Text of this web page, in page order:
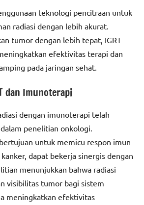
teknologi pencitraan untuk
radiasi dengan lebih akurat.
tumor dengan lebih tepat, IGRT
efektivitas terapi dan
pada jaringan sehat.
dan Imunoterapi
dengan imunoterapi telah
penelitian onkologi.
untuk memicu respon imun
dapat bekerja sinergis dengan
menunjukkan bahwa radiasi
visibilitas tumor bagi sistem
meningkatkan efektivitas